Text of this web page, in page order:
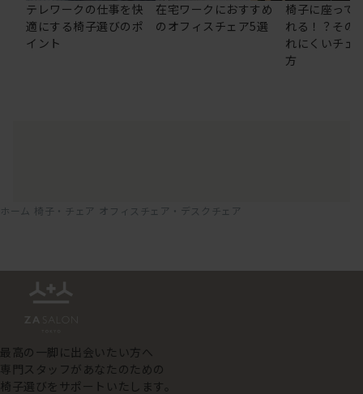
テレワークの仕事を快
適にする椅子選びのポ
イント
在宅ワークにおすすめ
のオフィスチェア5選
椅子に座って
れる！？その
れにくいチェ
方
ホーム 椅子・チェア オフィスチェア・デスクチェア
最高の一脚に出会いたい方へ
専門スタッフがあなたのための
椅子選びをサポートいたします。